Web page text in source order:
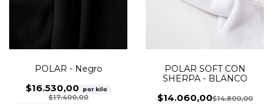
POLAR - Negro
$16.530,00 por kilo
$17.400,00
POLAR SOFT CON
SHERPA - BLANCO
$14.060,00$14.800,00